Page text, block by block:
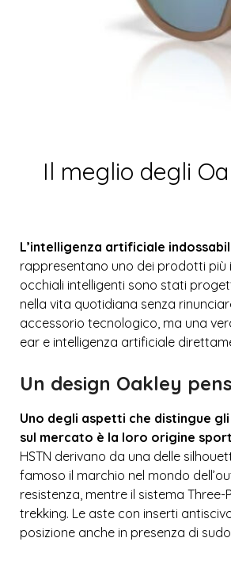
Il meglio degli
L’intelligenza artificiale
rappresentano uno dei prodotti più
occhiali intelligenti sono stati
nella vita quotidiana senza
accessorio tecnologico, ma una
ear e intelligenza artificiale
Un design Oakley
Uno degli aspetti che distingue
sul mercato è la loro origine
HSTN derivano da una delle
famoso il marchio nel mondo
resistenza, mentre il sistema
trekking. Le aste con inserti
posizione anche in presenza di